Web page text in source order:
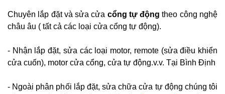
Chuyên lắp đặt và sửa cửa cổng tự động theo công nghệ
châu âu ( tất cả các loại cửa cổng tự động).
- Nhận lắp đặt, sửa các loại motor, remote (sửa điều khiển
cửa cuốn), motor cửa cổng, cửa tự động.v.v. Tại Bình Định
- Ngoài phân phối lắp đặt, sửa chữa cửa tự động chúng tôi